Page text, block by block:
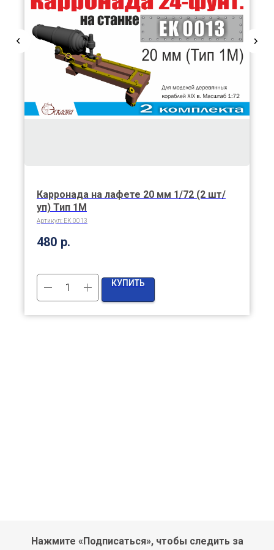
Карронада на лафете 20 мм 1/72 (2 шт/
уп) Тип 1М
Артикул: EK 0013
480 р.
КУПИТЬ
Нажмите «Подписаться», чтобы следить за